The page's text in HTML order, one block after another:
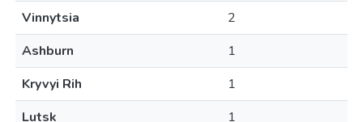
Vinnytsia
2
Ashburn
1
Kryvyi Rih
1
Lutsk
1